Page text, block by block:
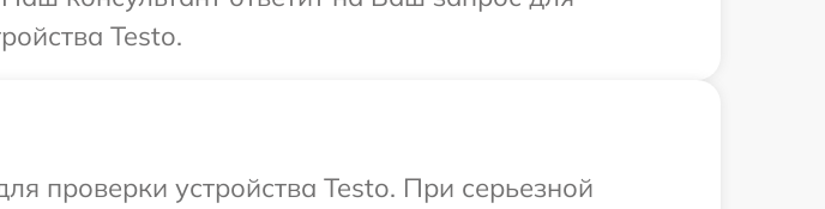
Testo.
проверки устройства Testo. При серьезной